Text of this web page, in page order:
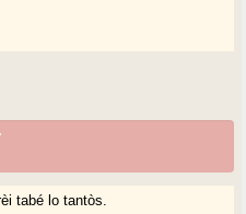
tabé lo tantòs.